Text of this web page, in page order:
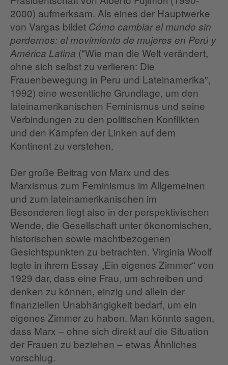
2000) aufmerksam. Als eines der Hauptwerke
von Vargas bildet Cómo cambiar el mundo sin
perdernos: el movimiento de mujeres en Perú y
América Latina ("Wie man die Welt verändert,
ohne sich selbst zu verlieren: Die
Frauenbewegung in Peru und Lateinamerika",
1992) eine wesentliche Grundlage, um den
lateinamerikanischen Feminismus und seine
Verbindungen zu den politischen Konflikten
und den Kämpfen der Linken auf dem
Kontinent zu verstehen.
Der große Beitrag von Marx und des
Marxismus zum Feminismus im Allgemeinen
und zum lateinamerikanischen im
Besonderen liegt also in der perspektivischen
Wende, die Gesellschaft unter ökonomischen,
historischen sowie machtbezogenen
Gesichtspunkten zu betrachten. Virginia Woolf
legte in ihrem Essay „Ein eigenes Zimmer“ von
1929 dar, dass eine Frau, um schreiben und
denken zu können, einzig und allein der
finanziellen Unabhängigkeit bedarf, um ein
eigenes Zimmer zu haben. Man könnte sagen,
dass Marx – ohne sich direkt auf die Situation
der Frauen zu beziehen – etwas Ähnliches
vorschlug.